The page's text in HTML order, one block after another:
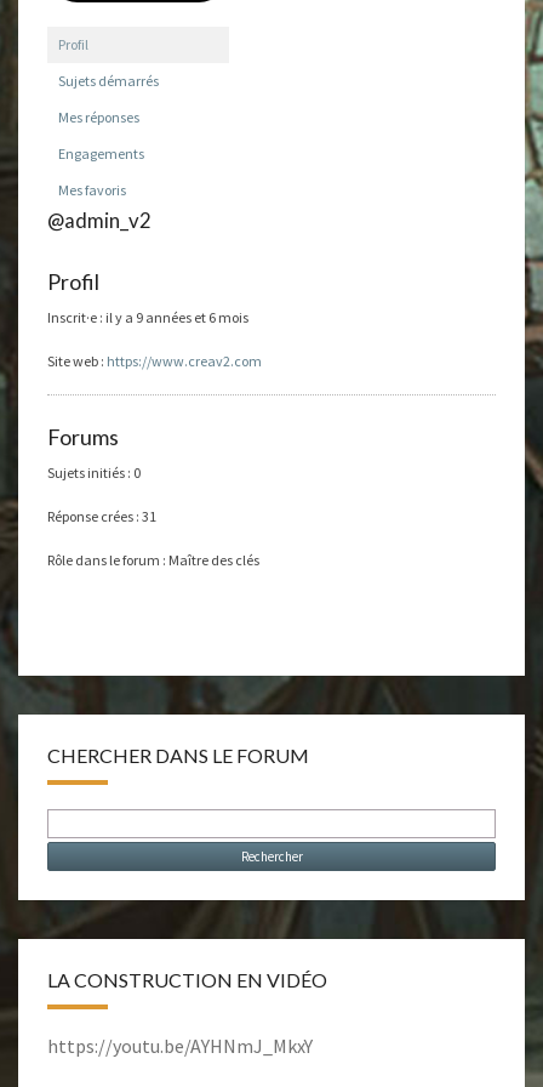
Profil
Sujets démarrés
Mes réponses
Engagements
Mes favoris
@admin_v2
Profil
Inscrit·e : il y a 9 années et 6 mois
Site web : https://www.creav2.com
Forums
Sujets initiés : 0
Réponse crées : 31
Rôle dans le forum : Maître des clés
CHERCHER DANS LE FORUM
LA CONSTRUCTION EN VIDÉO
https://youtu.be/AYHNmJ_MkxY